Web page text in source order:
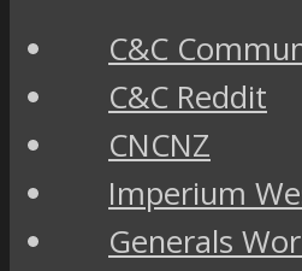
C&C
C&C Reddit
CNCNZ
Imperium
Generals